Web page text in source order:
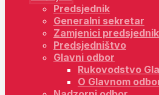
Predsjednik
Generalni sekretar
Zamjenici
Predsjedništvo
Glavni odbor
Rukovodstvo
O Glavnom